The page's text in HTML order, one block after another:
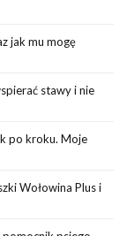
jak mu mogę
stawy i nie
po kroku. Moje
Wołowina Plus i